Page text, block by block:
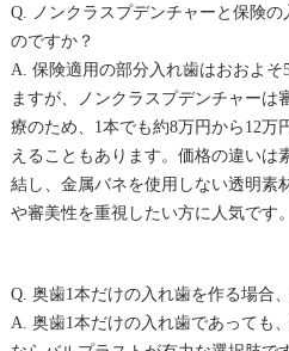
Q. ノンクラスプデンチャーと保険
のですか？
A. 保険適用の部分入れ歯はおおよそ
ますが、ノンクラスプデンチャーは
療のため、1本でも約8万円から12万
えることもあります。価格の違いは
結し、金属バネを使用しない透明素
や審美性を重視したい方に人気です。
Q. 奥歯1本だけの入れ歯を作る場合
A. 奥歯1本だけの入れ歯であっても